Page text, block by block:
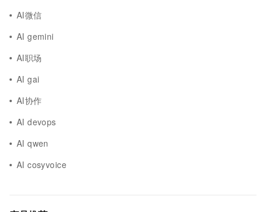
AI微信
AI gemini
AI职场
AI gai
AI协作
AI devops
AI qwen
AI cosyvoice